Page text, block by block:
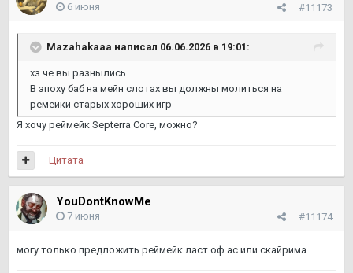
#11173
6 июня
Mazahakaaa написал 06.06.2026 в 19:01:
хз че вы разнылись
В эпоху баб на мейн слотах вы должны молиться на
ремейки старых хороших игр
Я хочу реймейк Septerra Core, можно?
Цитата
YouDontKnowMe
#11174
7 июня
могу только предложить реймейк ласт оф ас или скайрима